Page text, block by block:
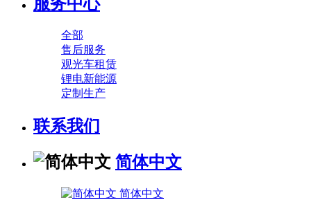
服务中心
全部
售后服务
观光车租赁
锂电新能源
定制生产
联系我们
简体中文
简体中文